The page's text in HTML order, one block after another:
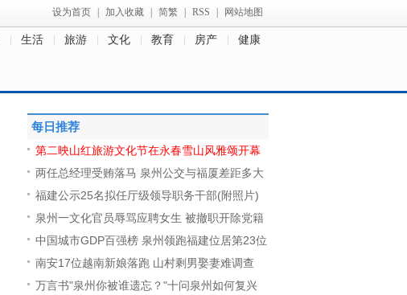
设为首页 加入收藏 简繁 RSS 网站地图
生活 旅游 文化 教育 房产 健康
每日推荐
第二映山红旅游文化节在永春雪山风雅颂开幕
两任总经理受贿落马 泉州公交与福厦差距多大
福建公示25名拟任厅级领导职务干部(附照片)
泉州一文化官员辱骂应聘女生 被撤职开除党籍
中国城市GDP百强榜 泉州领跑福建位居第23位
南安17位越南新娘落跑 山村剩男娶妻难调查
万言书"泉州你被谁遗忘？"十问泉州如何复兴